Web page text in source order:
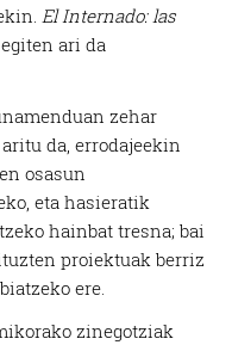
El Internado: las
ari da
zehar
da, errodajeekin
osasun
eta hasieratik
hainbat tresna; bai
proiektuak berriz
ere.
zinegotziak